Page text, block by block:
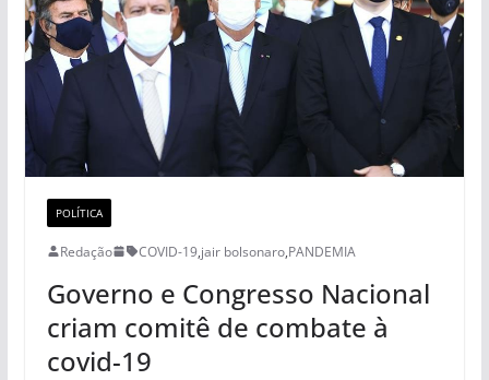
POLÍTICA
Redação COVID-19,jair bolsonaro,PANDEMIA
Governo e Congresso Nacional
criam comitê de combate à
covid-19